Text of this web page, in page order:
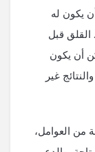
يكون له
القلق قبل
أن يكون
غير
من العوامل،